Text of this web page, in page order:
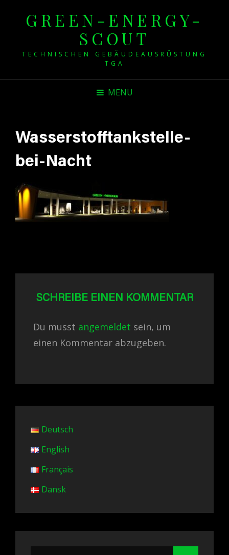
GREEN-ENERGY-
SCOUT
TECHNISCHEN GEBÄUDEAUSRÜSTUNG
TGA
MENU
Wasserstofftankstelle-
bei-Nacht
SCHREIBE EINEN KOMMENTAR
Du musst angemeldet sein, um
einen Kommentar abzugeben.
Deutsch
English
Français
Dansk